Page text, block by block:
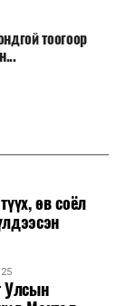
тоогоор
10 мянга гаруй
өв соёл
Улсын